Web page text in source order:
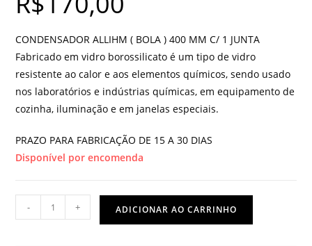
CONDENSADOR ALLIHM ( BOLA ) 400 MM C/ 1 JUNTA
Fabricado em vidro borossilicato é um tipo de vidro
resistente ao calor e aos elementos químicos, sendo usado
nos laboratórios e indústrias químicas, em equipamento de
cozinha, iluminação e em janelas especiais.
PRAZO PARA FABRICAÇÃO DE 15 A 30 DIAS
Disponível por encomenda
CONDENSADOR
ALLIHM
- + ADICIONAR AO CARRINHO